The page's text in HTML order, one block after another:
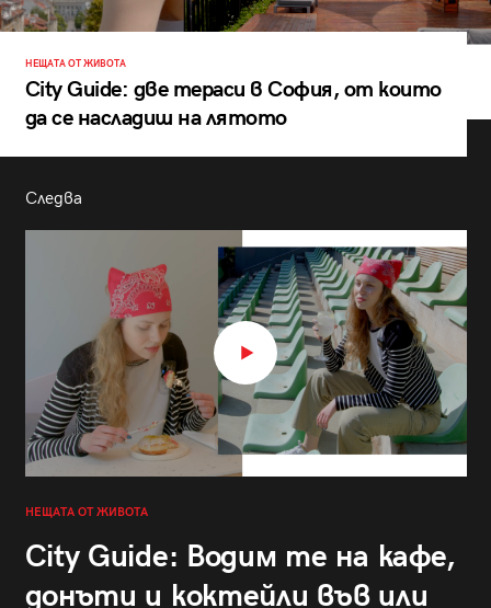
НЕЩАТА ОТ ЖИВОТА
City Guide: две тераси в София, от които
да се насладиш на лятото
Следва
НЕЩАТА ОТ ЖИВОТА
City Guide: Водим те на кафе,
донъти и коктейли във или